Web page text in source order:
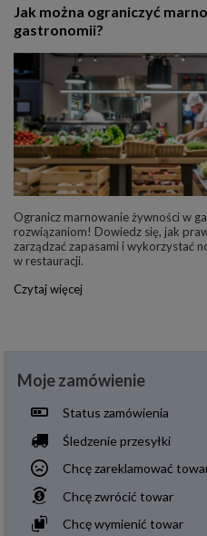
Jak można ograniczyć
gastronomii?
Ogranicz marnowanie żywności w
rozwiązaniom! Dowiedz się, jak
zarządzać zapasami i wykorzystać
w restauracji.
Czytaj więcej
Moje zamówienie
Status zamówienia
Śledzenie przesyłki
Chcę zareklamować
Chcę zwrócić towar
Chcę wymienić towar